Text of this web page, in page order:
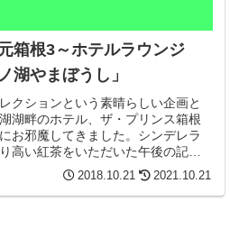
箱根3～ホテルラウンジ
湖やまぼうし」
クションという素晴らしい企画と
湖畔のホテル、ザ・プリンス箱根
お邪魔してきました。シンデレラ
高い紅茶をいただいた午後の記
2018.10.21 2021.10.21